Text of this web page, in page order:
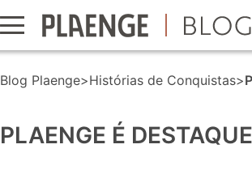
Blog Plaenge>Histórias de Conquistas>
PLAENGE É